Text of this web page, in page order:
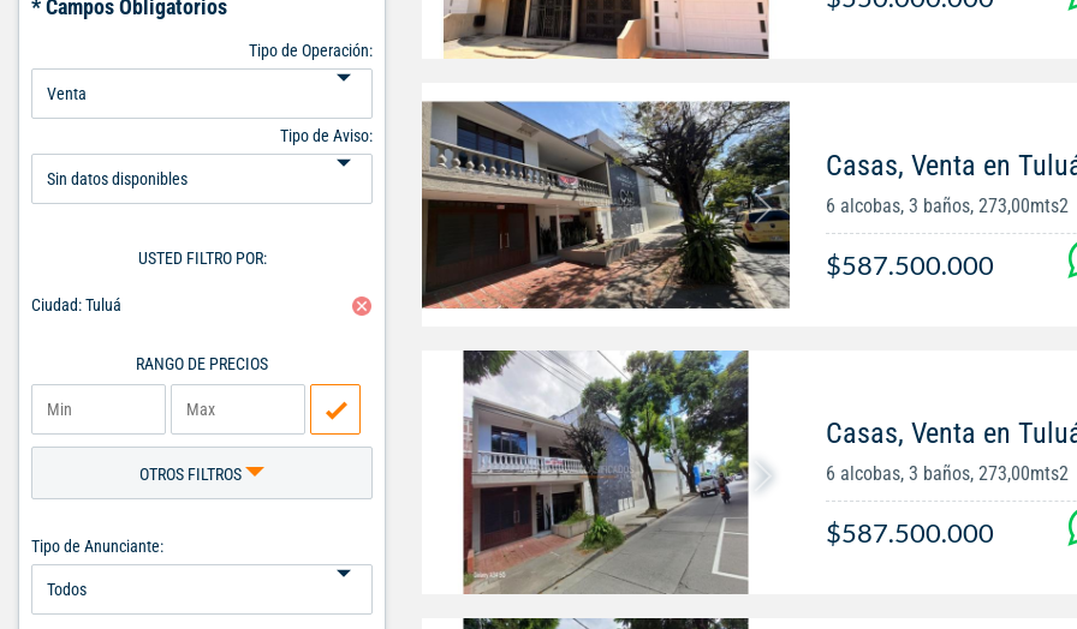
Casas, Venta en
6 alcobas, 3 baños, 273,00mts2
$587.500.000
Casas, Venta en
6 alcobas, 3 baños, 273,00mts2
$587.500.000
* Campos Obligatorios
Tipo de Operación:
Tipo de Aviso:
USTED FILTRO POR:
Ciudad: Tuluá
RANGO DE PRECIOS
OTROS FILTROS
Tipo de Anunciante: